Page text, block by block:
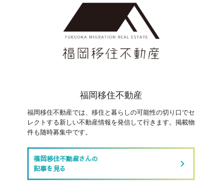
福岡移住不動産
福岡移住不動産では、移住と暮らしの可能性の切り口でセ
レクトする新しい不動産情報を発信して行きます。掲載物
件も随時募集中です。
福岡移住不動産さんの
記事を見る
keyboard_arrow_right